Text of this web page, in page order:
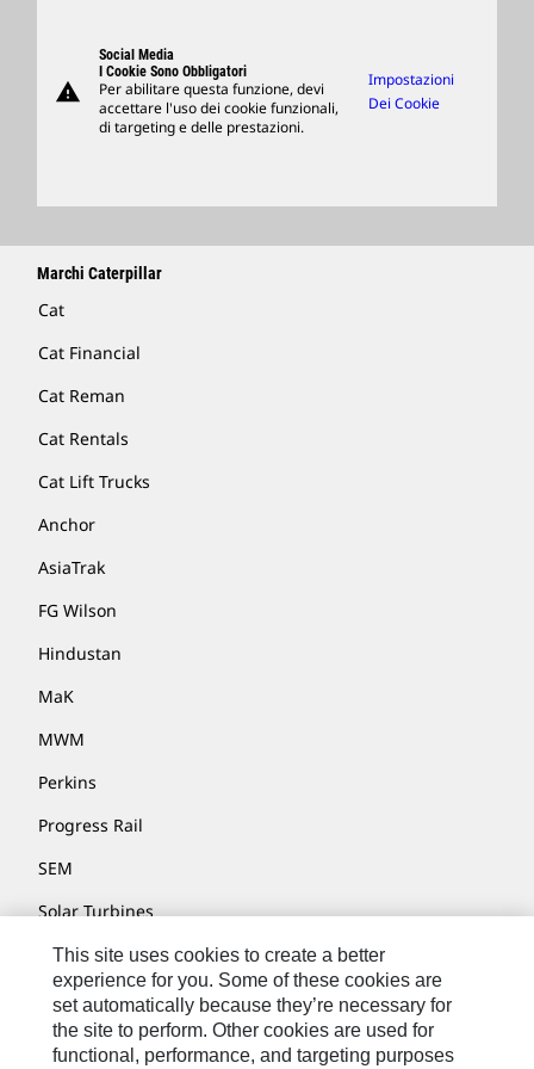
Support
Merchandising
Trova Un Dealer
warning
Social Media
I Cookie Sono Obbligatori
Per abilitare questa funzione, devi
accettare l'uso dei cookie funzionali,
di targeting e delle prestazioni.
Impostazioni
Dei Cookie
Marchi Caterpillar
Cat
Cat Financial
Cat Reman
Cat Rentals
Cat Lift Trucks
Anchor
AsiaTrak
FG Wilson
Hindustan
MaK
MWM
Perkins
Progress Rail
SEM
Solar Turbines
SPM Oil & Gas
Turner Powertrain Systems
This site uses cookies to create a better
experience for you. Some of these cookies are
set automatically because they’re necessary for
the site to perform. Other cookies are used for
functional, performance, and targeting purposes